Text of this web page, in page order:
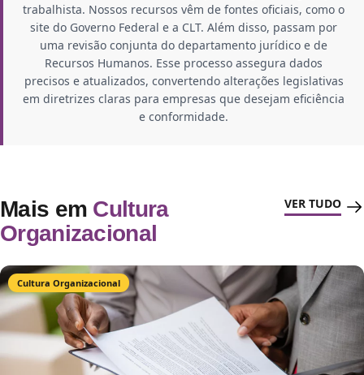
trabalhista. Nossos recursos vêm de fontes oficiais, como o
site do Governo Federal e a CLT. Além disso, passam por
uma revisão conjunta do departamento jurídico e de
Recursos Humanos. Esse processo assegura dados
precisos e atualizados, convertendo alterações legislativas
em diretrizes claras para empresas que desejam eficiência
e conformidade.
Mais em Cultura
Organizacional
VER TUDO
Cultura Organizacional